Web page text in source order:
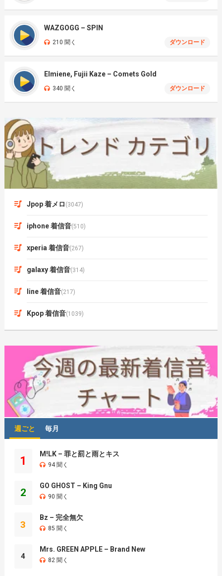
WAZGOGG – SPIN
210 聞く ダウンロード
Elmiene, Fujii Kaze – Comets Gold
340 聞く ダウンロード
Jpop 着メロ (3047)
iphone 着信音(510)
xperia 着信音(267)
galaxy 着信音(314)
line 着信音(217)
Kpop 着信音(1039)
週ごと 毎月
1
M!LK – 罪と罰と雨とキス
94 聞く
2
GO GHOST – King Gnu
90 聞く
3
Bz – 完全無欠
85 聞く
4
Mrs. GREEN APPLE – Brand New
82 聞く